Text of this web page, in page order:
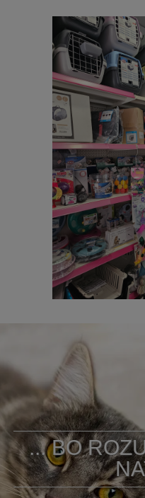
... BO